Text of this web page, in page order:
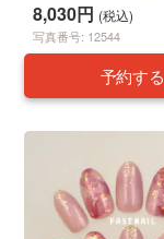
8,030円 (税込)
写真番号: 12544
予約する